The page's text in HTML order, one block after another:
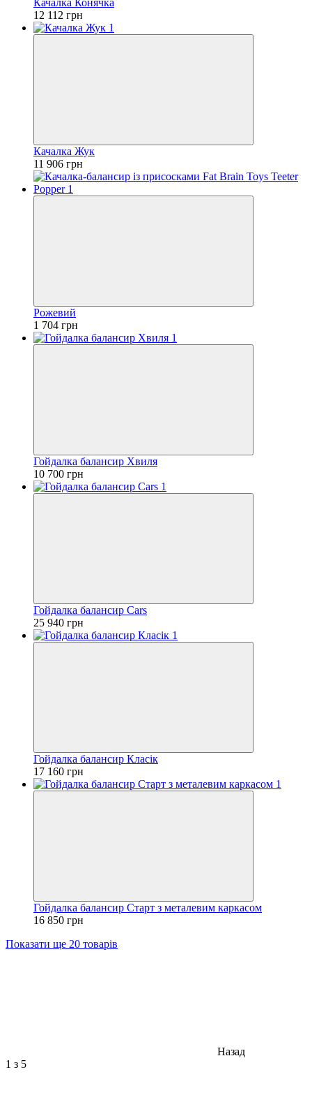
12 112 грн
Качалка Жук
11 906 грн
Рожевий
1 704 грн
Гойдалка балансир Хвиля
10 700 грн
Гойдалка балансир Cars
25 940 грн
Гойдалка балансир Класік
17 160 грн
Гойдалка балансир Старт з металевим каркасом
16 850 грн
Показати ще 20 товарів
Назад
1 з 5